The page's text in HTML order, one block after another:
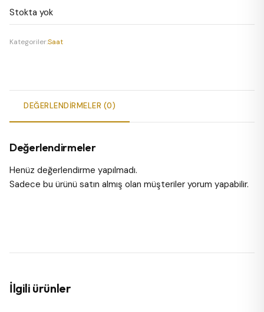
₺250,00.
fiyat:
₺199,00.
Stokta yok
Kategoriler:Saat
DEĞERLENDIRMELER (0)
Değerlendirmeler
Henüz değerlendirme yapılmadı.
Sadece bu ürünü satın almış olan müşteriler yorum yapabilir.
İlgili ürünler